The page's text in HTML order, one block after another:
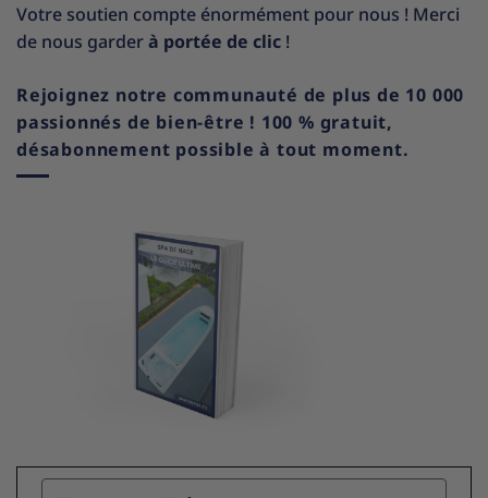
Votre soutien compte énormément pour nous ! Merci
de nous garderà portée de clic !
Rejoignez notre communauté de plus de 10 000
passionnés de bien-être ! 100 % gratuit,
désabonnement possible à tout moment.
Name